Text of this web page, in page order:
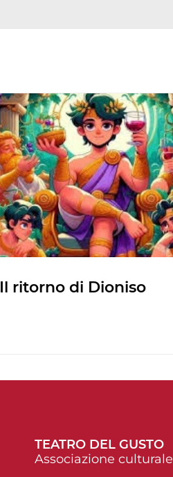
Il ritorno di Dioniso
TEATRO DEL GUSTO
Associazione culturale